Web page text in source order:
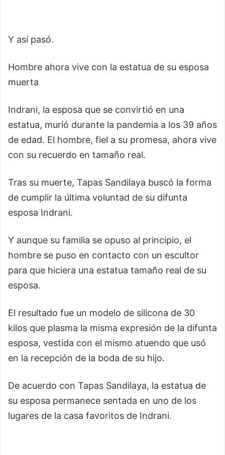
Y así pasó.
Hombre ahora vive con la estatua de su esposa
muerta
Indrani, la esposa que se convirtió en una
estatua, murió durante la pandemia a los 39 años
de edad. El hombre, fiel a su promesa, ahora vive
con su recuerdo en tamaño real.
Tras su muerte, Tapas Sandilaya buscó la forma
de cumplir la última voluntad de su difunta
esposa Indrani.
Y aunque su familia se opuso al principio, el
hombre se puso en contacto con un escultor
para que hiciera una estatua tamaño real de su
esposa.
El resultado fue un modelo de silicona de 30
kilos que plasma la misma expresión de la difunta
esposa, vestida con el mismo atuendo que usó
en la recepción de la boda de su hijo.
De acuerdo con Tapas Sandilaya, la estatua de
su esposa permanece sentada en uno de los
lugares de la casa favoritos de Indrani.